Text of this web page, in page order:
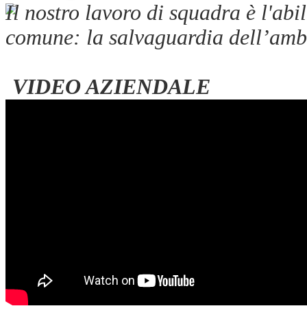
Il nostro lavoro di squadra è
comune: la salvaguardia
VIDEO AZIENDALE